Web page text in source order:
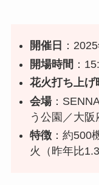
開催日 ：
開場時間 ：
花火打ち上げ
会場：
う公園／大阪
特徴 ：約500
火（昨年比